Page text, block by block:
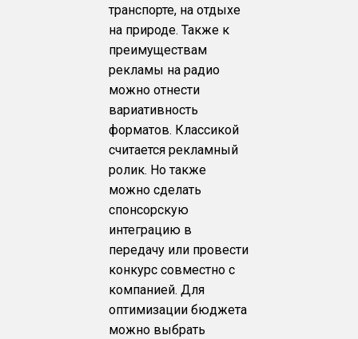
транспорте, на отдыхе
на природе. Также к
преимуществам
рекламы на радио
можно отнести
вариативность
форматов. Классикой
считается рекламный
ролик. Но также
можно сделать
спонсорскую
интеграцию в
передачу или провести
конкурс совместно с
компанией. Для
оптимизации бюджета
можно выбрать